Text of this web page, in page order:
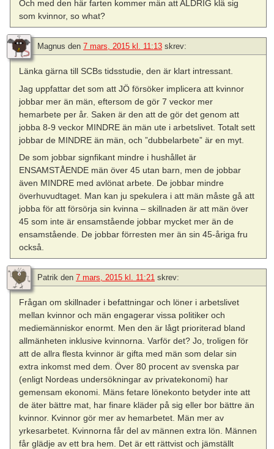
Och med den här farten kommer män att ALDRIG klä sig
som kvinnor, so what?
Magnus den 7 mars, 2015 kl. 11:13 skrev:
Länka gärna till SCBs tidsstudie, den är klart intressant.
Jag uppfattar det som att JÖ försöker implicera att kvinnor
jobbar mer än män, eftersom de gör 7 veckor mer
hemarbete per år. Saken är den att de gör det genom att
jobba 8-9 veckor MINDRE än män ute i arbetslivet. Totalt sett
jobbar de MINDRE än män, och ”dubbelarbete” är en myt.
De som jobbar signfikant mindre i hushållet är
ENSAMSTÅENDE män över 45 utan barn, men de jobbar
även MINDRE med avlönat arbete. De jobbar mindre
överhuvudtaget. Man kan ju spekulera i att män måste gå att
jobba för att försörja sin kvinna – skillnaden är att män över
45 som inte är ensamstående jobbar mycket mer än de
ensamstående. De jobbar förresten mer än sin 45-åriga fru
också.
Patrik den 7 mars, 2015 kl. 11:21 skrev:
Frågan om skillnader i befattningar och löner i arbetslivet
mellan kvinnor och män engagerar vissa politiker och
mediemänniskor enormt. Men den är lågt prioriterad bland
allmänheten inklusive kvinnorna. Varför det? Jo, troligen för
att de allra flesta kvinnor är gifta med män som delar sin
extra inkomst med dem. Över 80 procent av svenska par
(enligt Nordeas undersökningar av privatekonomi) har
gemensam ekonomi. Mäns fetare lönekonto betyder inte att
de äter bättre mat, har finare kläder på sig eller bor bättre än
kvinnor. Kvinnor gör mer av hemarbetet. Män mer av
yrkesarbetet. Kvinnorna får del av männen extra lön. Männen
får glädje av ett bra hem. Det är ett rättvist och jämställt